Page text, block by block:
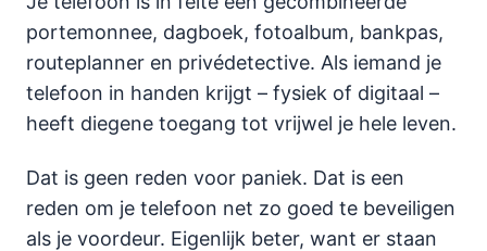
portemonnee, dagboek, fotoalbum, bankpas,
routeplanner en privédetective. Als iemand je
telefoon in handen krijgt – fysiek of digitaal –
heeft diegene toegang tot vrijwel je hele leven.
Dat is geen reden voor paniek. Dat is een
reden om je telefoon net zo goed te beveiligen
als je voordeur. Eigenlijk beter, want er staan